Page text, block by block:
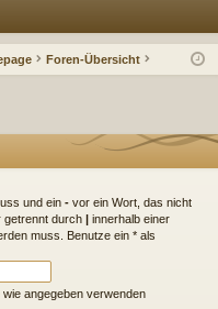
un
s
ru
m
n
ist
n
Foren-Übersicht
und ein - vor ein Wort, das nicht
getrennt durch | innerhalb einer
muss. Benutze ein * als
angegeben verwenden